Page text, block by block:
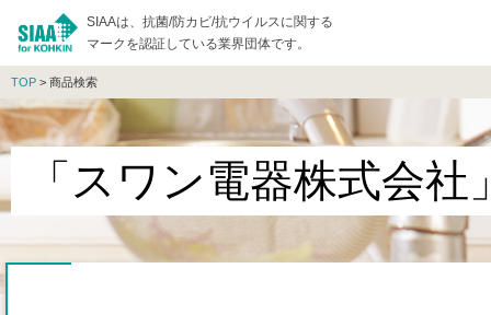
SIAAは、抗菌/防カビ/抗ウイルスに関する
マークを認証している業界団体です。
TOP > 商品検索
「スワン電器株式会